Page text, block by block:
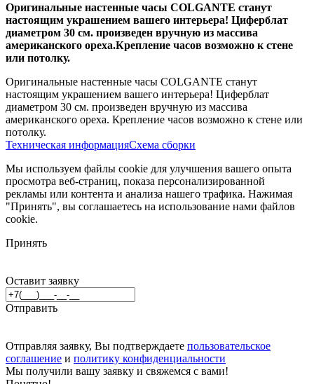
Оригинальные настенные часы COLGANTE станут
настоящим украшением вашего интерьера! Циферблат
диаметром 30 см. произведен вручную из массива
американского ореха.Крепление часов возможно к стене
или потолку.
Оригинальные настенные часы COLGANTE станут
настоящим украшением вашего интерьера! Циферблат
диаметром 30 см. произведен вручную из массива
американского ореха. Крепление часов возможно к стене или
потолку.
Техническая информацияСхема сборки
Мы используем файлы cookie для улучшения вашего опыта
просмотра веб-страниц, показа персонализированной
рекламы или контента и анализа нашего трафика. Нажимая
"Принять", вы соглашаетесь на использование нами файлов
cookie.
Принять
Оставит заявку
Отправить
Отправляя заявку, Вы подтверждаете пользовательское
соглашение и политику конфиденциальности
Мы получили вашу заявку и свяжемся с вами!